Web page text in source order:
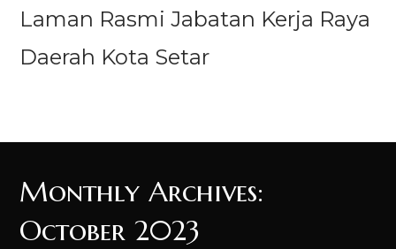
Laman Rasmi Jabatan Kerja Raya
Daerah Kota Setar
Monthly Archives:
October 2023